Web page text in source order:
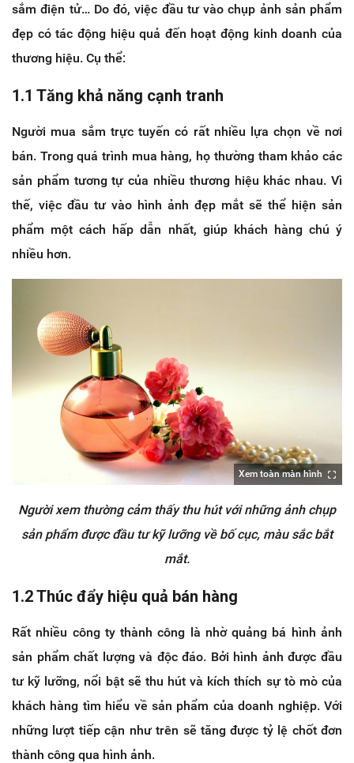
sắm điện tử… Do đó, việc đầu tư vào chụp ảnh sản phẩm
đẹp có tác động hiệu quả đến hoạt động kinh doanh của
thương hiệu. Cụ thể:
1.1 Tăng khả năng cạnh tranh
Người mua sắm trực tuyến có rất nhiều lựa chọn về nơi
bán. Trong quá trình mua hàng, họ thường tham khảo các
sản phẩm tương tự của nhiều thương hiệu khác nhau. Vì
thế, việc đầu tư vào hình ảnh đẹp mắt sẽ thể hiện sản
phẩm một cách hấp dẫn nhất, giúp khách hàng chú ý
nhiều hơn.
Xem toàn màn hình
Người xem thường cảm thấy thu hút với những ảnh chụp
sản phẩm được đầu tư kỹ lưỡng về bố cục, màu sắc bắt
mắt.
1.2 Thúc đẩy hiệu quả bán hàng
Rất nhiều công ty thành công là nhờ quảng bá hình ảnh
sản phẩm chất lượng và độc đáo. Bởi hình ảnh được đầu
tư kỹ lưỡng, nổi bật sẽ thu hút và kích thích sự tò mò của
khách hàng tìm hiểu về sản phẩm của doanh nghiệp. Với
những lượt tiếp cận như trên sẽ tăng được tỷ lệ chốt đơn
thành công qua hình ảnh.